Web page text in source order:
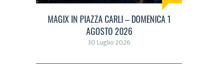
MAGIX IN PIAZZA CARLI – DOMENICA 1
AGOSTO 2026
30 Luglio 2026